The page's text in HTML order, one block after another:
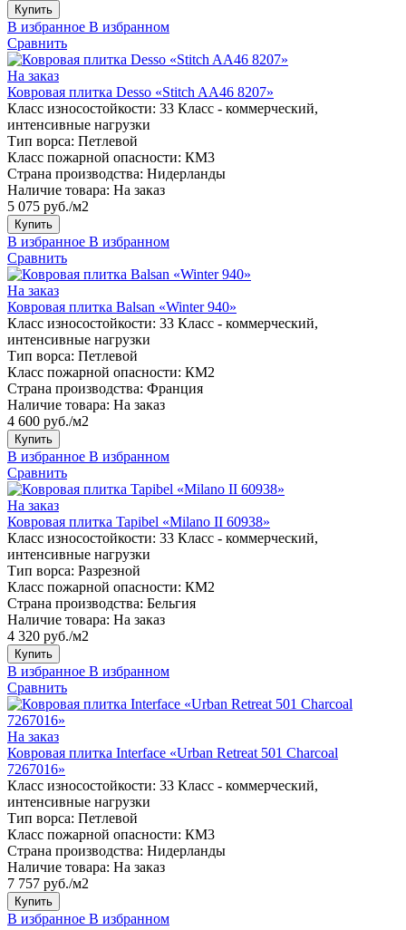
Купить
В избранное В избранном
Сравнить
На заказ
Ковровая плитка Desso «Stitch AA46 8207»
Класс износостойкости: 33 Класс - коммерческий,
интенсивные нагрузки
Тип ворса: Петлевой
Класс пожарной опасности: КМ3
Страна производства: Нидерланды
Наличие товара: На заказ
5 075 руб./м2
Купить
В избранное В избранном
Сравнить
На заказ
Ковровая плитка Balsan «Winter 940»
Класс износостойкости: 33 Класс - коммерческий,
интенсивные нагрузки
Тип ворса: Петлевой
Класс пожарной опасности: КМ2
Страна производства: Франция
Наличие товара: На заказ
4 600 руб./м2
Купить
В избранное В избранном
Сравнить
На заказ
Ковровая плитка Tapibel «Milano II 60938»
Класс износостойкости: 33 Класс - коммерческий,
интенсивные нагрузки
Тип ворса: Разрезной
Класс пожарной опасности: КМ2
Страна производства: Бельгия
Наличие товара: На заказ
4 320 руб./м2
Купить
В избранное В избранном
Сравнить
На заказ
Ковровая плитка Interface «Urban Retreat 501 Charcoal
7267016»
Класс износостойкости: 33 Класс - коммерческий,
интенсивные нагрузки
Тип ворса: Петлевой
Класс пожарной опасности: КМ3
Страна производства: Нидерланды
Наличие товара: На заказ
7 757 руб./м2
Купить
В избранное В избранном